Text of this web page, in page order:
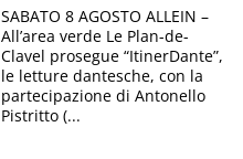
SABATO 8 AGOSTO ALLEIN –
All’area verde Le Plan-de-
Clavel prosegue “ItinerDante”,
le letture dantesche, con la
partecipazione di Antonello
Pistritto (...